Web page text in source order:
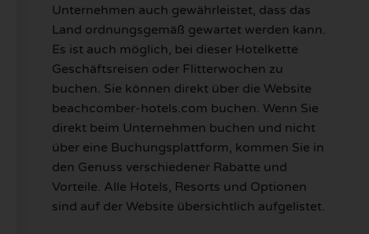
Unternehmen auch gewährleistet, dass das
Land ordnungsgemäß gewartet werden kann.
Es ist auch möglich, bei dieser Hotelkette
Geschäftsreisen oder Flitterwochen zu
buchen. Sie können direkt über die Website
beachcomber-hotels.com buchen. Wenn Sie
direkt beim Unternehmen buchen und nicht
über eine Buchungsplattform, kommen Sie in
den Genuss verschiedener Rabatte und
Vorteile. Alle Hotels, Resorts und Optionen
sind auf der Website übersichtlich aufgelistet.